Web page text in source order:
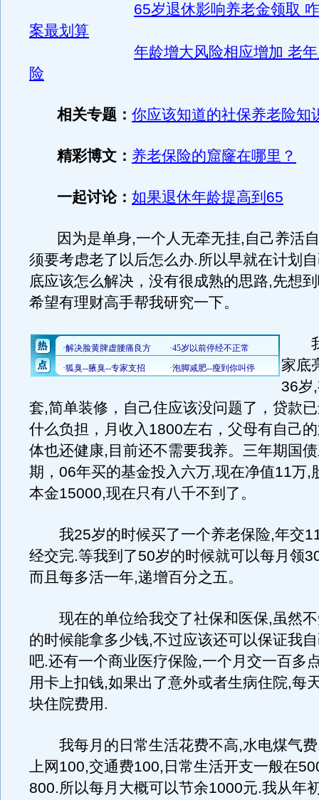
65岁退休影响养老金领取
案最划算
年龄增大风险相应增加 老
险
相关专题： 你应该知道的社保养老险知
精彩博文： 养老保险的窟窿在哪里？
一起讨论： 如果退休年龄提高到65
因为是单身,一个人无牵无挂,自己养活
须要考虑老了以后怎么办.所以早就在计划
底应该怎么解决，没有很成熟的思路,先想
希望有理财高手帮我研究一下。
我
家底
36岁
套,简单装修，自己住应该没问题了，贷款
什么负担，月收入1800左右，父母有自己
体也还健康,目前还不需要我养。三年期国
期，06年买的基金投入六万,现在净值11万,
本金15000,现在只有八千不到了。
我25岁的时候买了一个养老保险,年交
经交完.等我到了50岁的时候就可以每月领
而且每多活一年,递增百分之五。
现在的单位给我交了社保和医保,虽然不
的时候能拿多少钱,不过应该还可以保证我
吧.还有一个商业医疗保险,一个月交一百多
用卡上扣钱,如果出了意外或者生病住院,每
块住院费用.
我每月的日常生活花费不高,水电煤气费
上网100,交通费100,日常生活开支一般在
800.所以每月大概可以节余1000元.我从年